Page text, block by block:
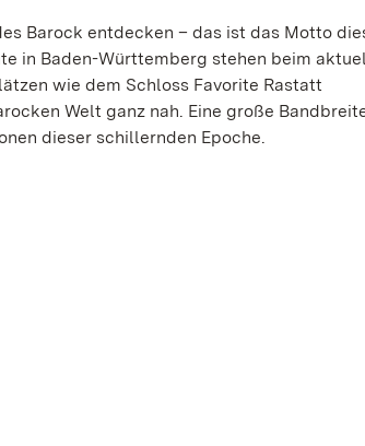
Barock entdecken – das ist das Motto
in Baden-Württemberg stehen beim
wie dem Schloss Favorite Rastatt
Welt ganz nah. Eine große
dieser schillernden Epoche.